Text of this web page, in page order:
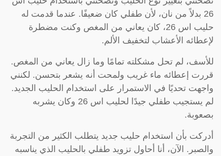
26 بدلاً من نان، لأن طفلي كان ضعيفًا. عندما قدمت له
حليب اس 26، كان يعاني من المغص وكنت مضطرة
لإعطائه الأعشاب لتخفيف الألم.
للأسف، لم تحل مشكلته تمامًا وما زال يعاني من المغص.
قررت إعطائه ماء غريب ولمحت أنه يشعر بتحسن. لكنني
واجهت تحديًا في الاستمرار على استخدام الحليب الجديد.
لم يستجيب طفلي جيدًا لحليب اس 26 وكان يشربه
بصعوبة.
أدركت بأن استخدام حليب جديد يتطلب الكثير من التجربة
والصبر. الآن، أنا أحاول تزويد طفلي بالحليب الذي يناسبه